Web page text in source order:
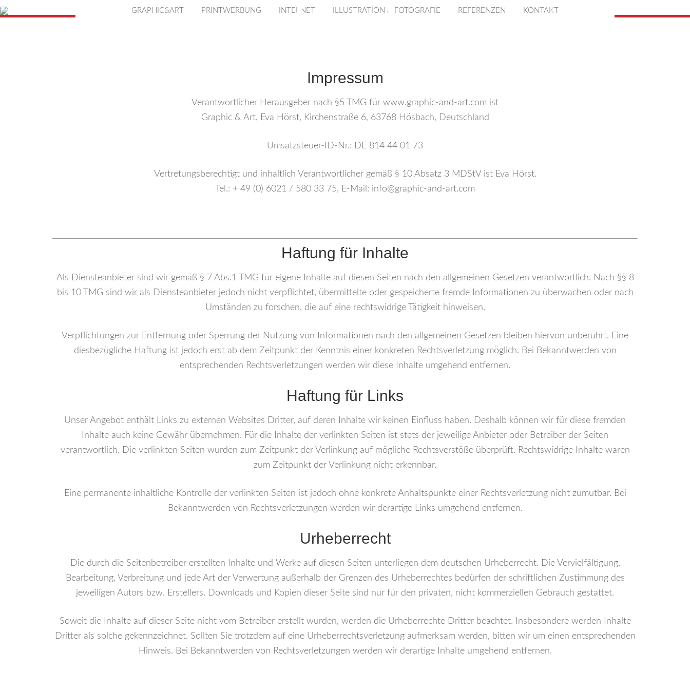
GRAPHIC&ART PRINTWERBUNG INTERNET ILLUSTRATION & FOTOGRAFIE REFERENZEN KONTAKT
Impressum
Verantwortlicher Herausgeber nach §5 TMG für www.graphic-and-art.com ist
Graphic & Art, Eva Hörst, Kirchenstraße 6, 63768 Hösbach, Deutschland
Umsatzsteuer-ID-Nr.: DE 814 44 01 73
Vertretungsberechtigt und inhaltlich Verantwortlicher gemäß § 10 Absatz 3 MDStV ist Eva Hörst.
Tel.: + 49 (0) 6021 / 580 33 75, E-Mail: info@graphic-and-art.com
Haftung für Inhalte
Als Diensteanbieter sind wir gemäß § 7 Abs.1 TMG für eigene Inhalte auf diesen Seiten nach den allgemeinen Gesetzen verantwortlich. Nach §§ 8
bis 10 TMG sind wir als Diensteanbieter jedoch nicht verpflichtet, übermittelte oder gespeicherte fremde Informationen zu überwachen oder nach
Umständen zu forschen, die auf eine rechtswidrige Tätigkeit hinweisen.
Verpflichtungen zur Entfernung oder Sperrung der Nutzung von Informationen nach den allgemeinen Gesetzen bleiben hiervon unberührt. Eine
diesbezügliche Haftung ist jedoch erst ab dem Zeitpunkt der Kenntnis einer konkreten Rechtsverletzung möglich. Bei Bekanntwerden von
entsprechenden Rechtsverletzungen werden wir diese Inhalte umgehend entfernen.
Haftung für Links
Unser Angebot enthält Links zu externen Websites Dritter, auf deren Inhalte wir keinen Einfluss haben. Deshalb können wir für diese fremden
Inhalte auch keine Gewähr übernehmen. Für die Inhalte der verlinkten Seiten ist stets der jeweilige Anbieter oder Betreiber der Seiten
verantwortlich. Die verlinkten Seiten wurden zum Zeitpunkt der Verlinkung auf mögliche Rechtsverstöße überprüft. Rechtswidrige Inhalte waren
zum Zeitpunkt der Verlinkung nicht erkennbar.
Eine permanente inhaltliche Kontrolle der verlinkten Seiten ist jedoch ohne konkrete Anhaltspunkte einer Rechtsverletzung nicht zumutbar. Bei
Bekanntwerden von Rechtsverletzungen werden wir derartige Links umgehend entfernen.
Urheberrecht
Die durch die Seitenbetreiber erstellten Inhalte und Werke auf diesen Seiten unterliegen dem deutschen Urheberrecht. Die Vervielfältigung,
Bearbeitung, Verbreitung und jede Art der Verwertung außerhalb der Grenzen des Urheberrechtes bedürfen der schriftlichen Zustimmung des
jeweiligen Autors bzw. Erstellers. Downloads und Kopien dieser Seite sind nur für den privaten, nicht kommerziellen Gebrauch gestattet.
Soweit die Inhalte auf dieser Seite nicht vom Betreiber erstellt wurden, werden die Urheberrechte Dritter beachtet. Insbesondere werden Inhalte
Dritter als solche gekennzeichnet. Sollten Sie trotzdem auf eine Urheberrechtsverletzung aufmerksam werden, bitten wir um einen entsprechenden
Hinweis. Bei Bekanntwerden von Rechtsverletzungen werden wir derartige Inhalte umgehend entfernen.